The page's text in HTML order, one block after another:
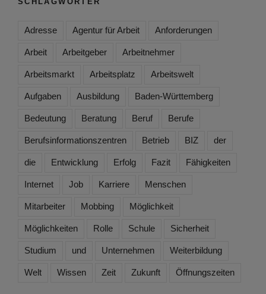
Adresse Agentur für Arbeit Anforderungen
Arbeit Arbeitgeber Arbeitnehmer
Arbeitsmarkt Arbeitsplatz Arbeitswelt
Aufgaben Ausbildung Baden-Württemberg
Bedeutung Beratung Beruf Berufe
Berufsinformationszentren Betrieb BIZ der
die Entwicklung Erfolg Fazit Fähigkeiten
Internet Job Karriere Menschen
Mitarbeiter Mobbing Möglichkeit
Möglichkeiten Rolle Schule Sicherheit
Studium und Unternehmen Weiterbildung
Welt Wissen Zeit Zukunft Öffnungszeiten